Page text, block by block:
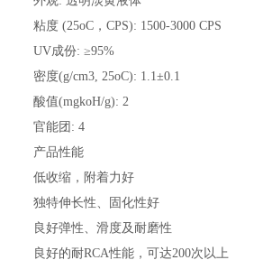
粘度 (25oC，CPS): 1500-3000 CPS
UV成份: ≥95%
密度(g/cm3, 25oC): 1.1±0.1
酸值(mgkoH/g): 2
官能团: 4
产品性能
低收缩，附着力好
独特伸长性、固化性好
良好弹性、滑度及耐磨性
良好的耐RCA性能，可达200次以上